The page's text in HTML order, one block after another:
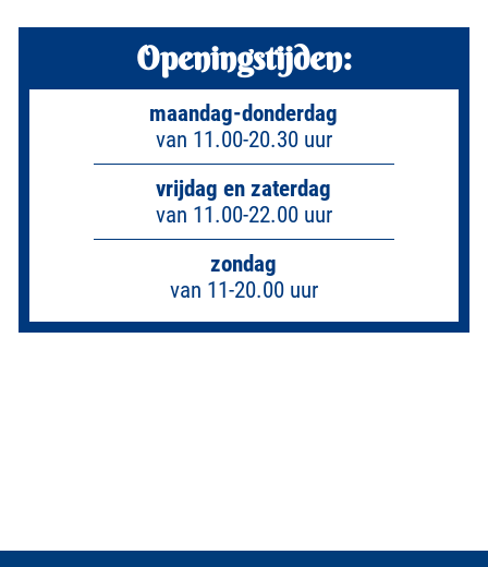
Openingstijden:
maandag-donderdag
van 11.00-20.30 uur
vrijdag en zaterdag
van 11.00-22.00 uur
zondag
van 11-20.00 uur